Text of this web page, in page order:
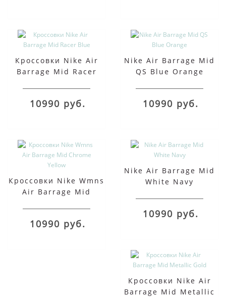
Кроссовки Nike Air
Barrage Mid Racer
10990 руб.
Nike Air Barrage Mid
QS Blue Orange
10990 руб.
Кроссовки Nike Wmns
Air Barrage Mid
10990 руб.
Nike Air Barrage Mid
White Navy
10990 руб.
Кроссовки Nike Air
Barrage Mid Metallic